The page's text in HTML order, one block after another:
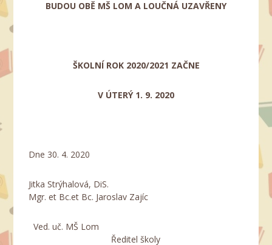
BUDOU OBĚ MŠ LOM A LOUČNÁ UZAVŘENY
ŠKOLNÍ ROK 2020/2021 ZAČNE
V ÚTERÝ 1. 9. 2020
Dne 30. 4. 2020
Jitka Strýhalová, DiS.
Mgr. et Bc.et Bc. Jaroslav Zajíc
Ved. uč. MŠ Lom
Ředitel školy